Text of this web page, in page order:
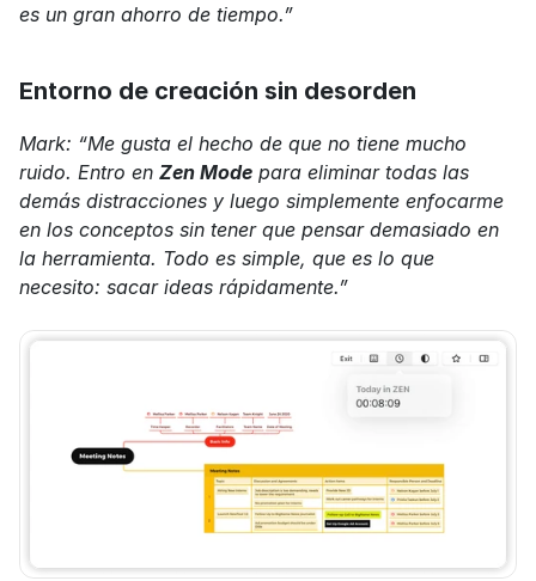
es un gran ahorro de tiempo.”
Entorno de creación sin desorden
Mark: “Me gusta el hecho de que no tiene mucho
ruido. Entro en Zen Mode para eliminar todas las
demás distracciones y luego simplemente enfocarme
en los conceptos sin tener que pensar demasiado en
la herramienta. Todo es simple, que es lo que
necesito: sacar ideas rápidamente.”